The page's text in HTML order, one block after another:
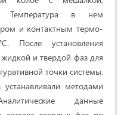
Температура в нем
и контактным термо-
После установления
и твердой фаз для
точки системы.
методами
данные